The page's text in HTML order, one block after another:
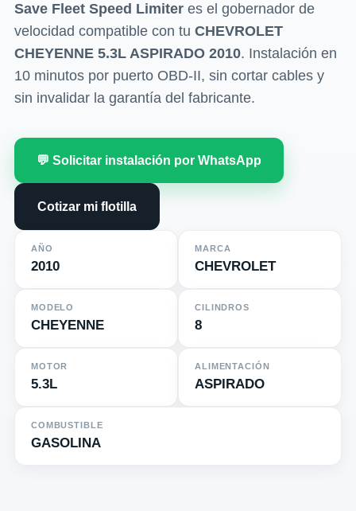
Save Fleet Speed Limiteres el gobernador de
velocidad compatible con tu CHEVROLET
CHEYENNE 5.3L ASPIRADO 2010. Instalación en
10 minutos por puerto OBD-II, sin cortar cables y
sin invalidar la garantía del fabricante.
💬 Solicitar instalación por WhatsApp
Cotizar mi flotilla
AÑO
2010
MARCA
CHEVROLET
MODELO
CHEYENNE
CILINDROS
8
MOTOR
5.3L
ALIMENTACIÓN
ASPIRADO
COMBUSTIBLE
GASOLINA